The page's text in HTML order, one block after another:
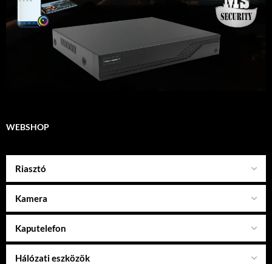
WEBSHOP
Riasztó
Kamera
Kaputelefon
Hálózati eszközök